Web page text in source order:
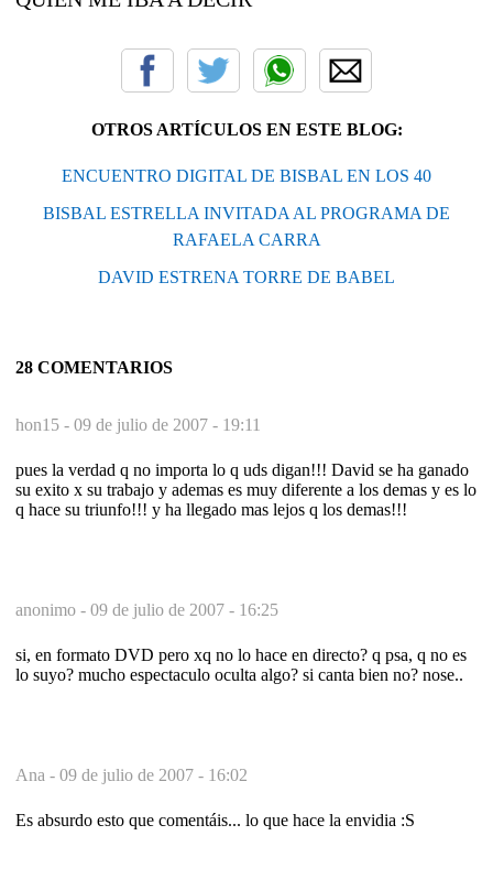
OTROS ARTÍCULOS EN ESTE BLOG:
ENCUENTRO DIGITAL DE BISBAL EN LOS 40
BISBAL ESTRELLA INVITADA AL PROGRAMA DE
RAFAELA CARRA
DAVID ESTRENA TORRE DE BABEL
28 COMENTARIOS
hon15 - 09 de julio de 2007 - 19:11
pues la verdad q no importa lo q uds digan!!! David se ha ganado
su exito x su trabajo y ademas es muy diferente a los demas y es lo
q hace su triunfo!!! y ha llegado mas lejos q los demas!!!
anonimo - 09 de julio de 2007 - 16:25
si, en formato DVD pero xq no lo hace en directo? q psa, q no es
lo suyo? mucho espectaculo oculta algo? si canta bien no? nose..
Ana - 09 de julio de 2007 - 16:02
Es absurdo esto que comentáis... lo que hace la envidia :S